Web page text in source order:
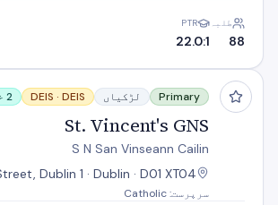
طلبہ
88
PTR
22.0:1
St. Vincent's GNS
Primary لڑکیاں DEIS · DEIS 2 خصوصی کلاسیں
St. Vincent's GNS
S N San Vinseann Cailin
Dublin 1 · Dublin · D01 XT04
سرپرست: Catholic